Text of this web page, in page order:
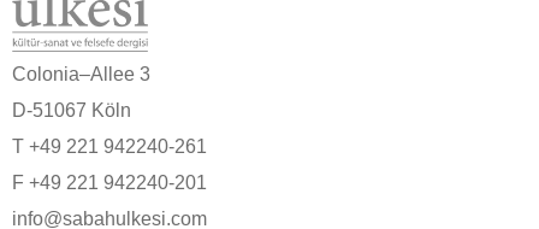
Colonia–Allee 3
D-51067 Köln
T +49 221 942240-261
F +49 221 942240-201
info@sabahulkesi.com